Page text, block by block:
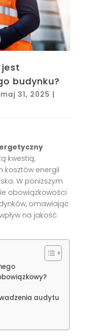
budynku?
maj 31, 2025 |
kwestią,
kosztów energii
W poniższym
obowiązkowości
omawiając
na jakość
audytu